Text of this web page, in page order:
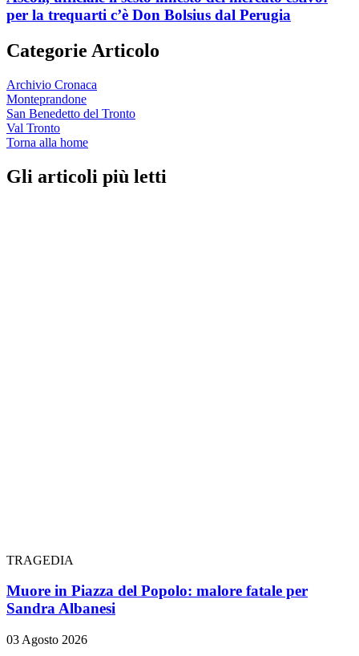
per la trequarti c’è Don Bolsius dal Perugia
Categorie Articolo
Archivio Cronaca
Monteprandone
San Benedetto del Tronto
Val Tronto
Torna alla home
Gli articoli più letti
TRAGEDIA
Muore in Piazza del Popolo: malore fatale per
Sandra Albanesi
03 Agosto 2026